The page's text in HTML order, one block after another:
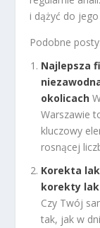
i dążyć do
Podobne posty:
Najlepsza
okolicach
Warszawie
kluczowy
rosnącej
Korekta
korekty
Czy Twój
tak, jak w